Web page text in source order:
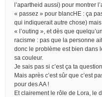
l’apartheid aussi) pour montrer
« passez » pour blancHE : ça
qui indiquerait autre chose)
« l’outing », et dès que
racisme : pas que la personne
donc le problème est bien dans
sa couleur.
Je sais pas si c’est ça ta
Mais après c’est sûr que c’est
pour des AA !
Et clairement le rôle de Lora, le